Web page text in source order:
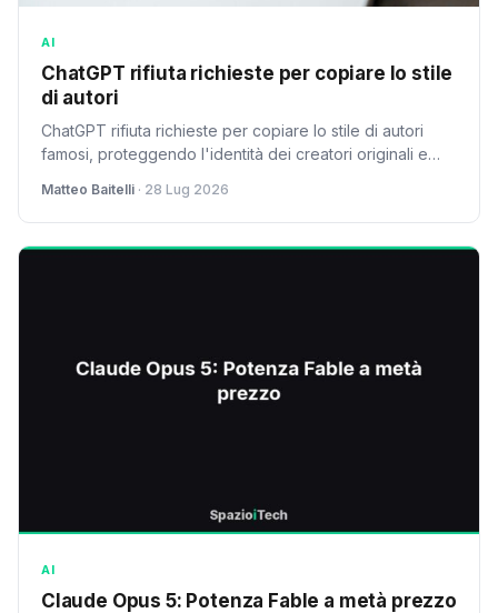
AI
ChatGPT rifiuta richieste per copiare lo stile
di autori
ChatGPT rifiuta richieste per copiare lo stile di autori
famosi, proteggendo l'identità dei creatori originali e
Matteo Baitelli · 28 Lug 2026
AI
Claude Opus 5: Potenza Fable a metà prezzo